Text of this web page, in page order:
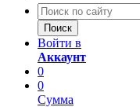
Поиск
Войти в
Аккаунт
0
0
Сумма